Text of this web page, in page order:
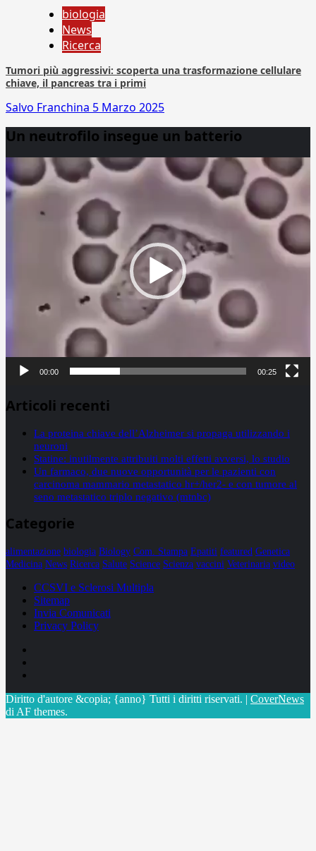
biologia
News
Ricerca
Tumori più aggressivi: scoperta una trasformazione cellulare
chiave, il pancreas tra i primi
Salvo Franchina 5 Marzo 2025
Un neutrofilo insegue un batterio
Player
00:00 00:25
Articoli recenti
La proteina chiave dell’Alzheimer si propaga utilizzando i
neuroni
Statine: inutilmente attribuiti molti effetti avversi, lo studio
Un farmaco, due nuove opportunità per le pazienti con
carcinoma mammario metastatico hr+/her2- e con tumore al
seno metastatico triplo negativo (mtnbc)
Categorie
alimentazione biologia Biology Com. Stampa Epatiti featured Genetica
Medicina News Ricerca Salute Science Scienza vaccini Veterinaria video
CCSVI e Sclerosi Multipla
Sitemap
Invia Comunicati
Privacy Policy
Diritto d'autore &copia; {anno} Tutti i diritti riservati. | CoverNews
di AF themes.